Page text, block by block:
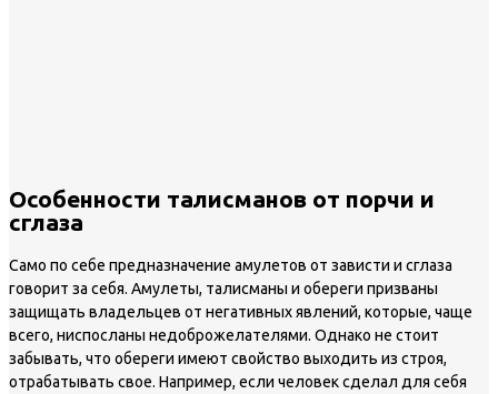
Особенности талисманов от порчи и
сглаза
Само по себе предназначение амулетов от зависти и сглаза
говорит за себя. Амулеты, талисманы и обереги призваны
защищать владельцев от негативных явлений, которые, чаще
всего, ниспосланы недоброжелателями. Однако не стоит
забывать, что обереги имеют свойство выходить из строя,
отрабатывать свое. Например, если человек сделал для себя